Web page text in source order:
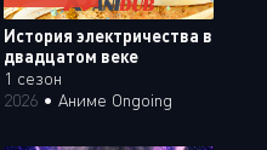
История электричества в
двадцатом веке
1 сезон
2026 • Аниме Ongoing